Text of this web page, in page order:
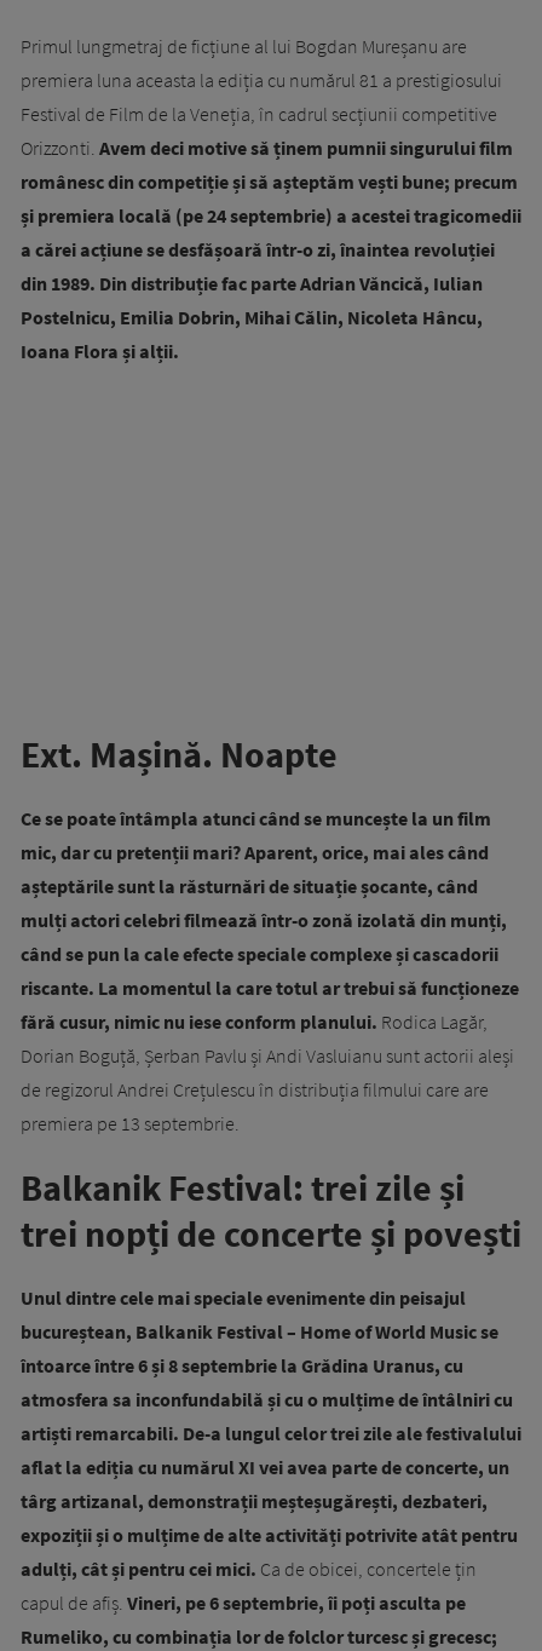
Primul lungmetraj de ficțiune al lui Bogdan Mureșanu are
premiera luna aceasta la ediția cu numărul 81 a prestigiosului
Festival de Film de la Veneția, în cadrul secțiunii competitive
Orizzonti. Avem deci motive să ținem pumnii singurului film
românesc din competiție și să așteptăm vești bune; precum
și premiera locală (pe 24 septembrie) a acestei tragicomedii
a cărei acțiune se desfășoară într-o zi, înaintea revoluției
din 1989. Din distribuție fac parte Adrian Văncică, Iulian
Postelnicu, Emilia Dobrin, Mihai Călin, Nicoleta Hâncu,
Ioana Flora și alții.
Ext. Mașină. Noapte
Ce se poate întâmpla atunci când se muncește la un film
mic, dar cu pretenții mari? Aparent, orice, mai ales când
așteptările sunt la răsturnări de situație șocante, când
mulți actori celebri filmează într-o zonă izolată din munți,
când se pun la cale efecte speciale complexe și cascadorii
riscante. La momentul la care totul ar trebui să funcționeze
fără cusur, nimic nu iese conform planului. Rodica Lagăr,
Dorian Boguță, Șerban Pavlu și Andi Vasluianu sunt actorii aleși
de regizorul Andrei Crețulescu în distribuția filmului care are
premiera pe 13 septembrie.
Balkanik Festival: trei zile și
trei nopți de concerte și povești
Unul dintre cele mai speciale evenimente din peisajul
bucureștean, Balkanik Festival – Home of World Music se
întoarce între 6 și 8 septembrie la Grădina Uranus, cu
atmosfera sa inconfundabilă și cu o mulțime de întâlniri cu
artiști remarcabili. De-a lungul celor trei zile ale festivalului
aflat la ediția cu numărul XI vei avea parte de concerte, un
târg artizanal, demonstrații meșteșugărești, dezbateri,
expoziții și o mulțime de alte activități potrivite atât pentru
adulți, cât și pentru cei mici. Ca de obicei, concertele țin
capul de afiș. Vineri, pe 6 septembrie, îi poți asculta pe
Rumeliko, cu combinația lor de folclor turcesc și grecesc;